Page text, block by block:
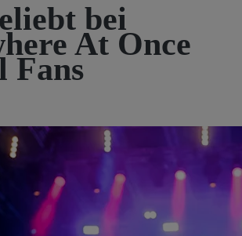
bei
At Once
Fans